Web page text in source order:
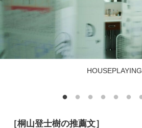
HOUSEPLAYING
［桐山登士樹の推薦文］